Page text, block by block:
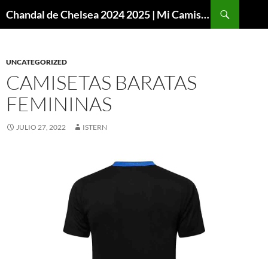
Chandal de Chelsea 2024 2025 | Mi Camiseta Futbol
UNCATEGORIZED
CAMISETAS BARATAS
FEMININAS
JULIO 27, 2022 ISTERN